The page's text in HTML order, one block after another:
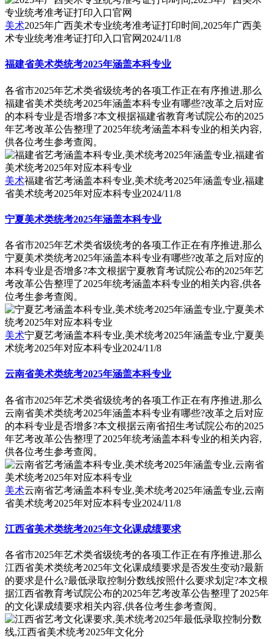
美术2025年广西美术专业统考准考证打印时间,2025年广西美
术专业统考准考证打印入口官网 2024/11/8
福建省美术类统考2025年涵盖本科专业
各省市2025年艺术类省级统考的各项工作正在有序推进,那么
福建省美术类统考2025年涵盖本科专业有哪些?改革之后对应
的本科专业是否增多?本文根据福建省教育考试院公布的2025
年艺考改革公告整理了2025年统考涵盖本科专业的相关内容,
供各位考生参考查阅。
美术福建省艺考涵盖本科专业,美术统考2025年涵盖专业,福建
省美术统考2025年对应本科专业2024/11/8
宁夏美术类统考2025年涵盖本科专业
各省市2025年艺术类省级统考的各项工作正在有序推进,那么
宁夏美术类统考2025年涵盖本科专业有哪些?改革之后对应的
本科专业是否增多?本文根据宁夏教育考试院公布的2025年艺
考改革公告整理了2025年统考涵盖本科专业的相关内容,供各
位考生参考查阅。
美术宁夏艺考涵盖本科专业,美术统考2025年涵盖专业,宁夏美
术统考2025年对应本科专业2024/11/8
云南省美术类统考2025年涵盖本科专业
各省市2025年艺术类省级统考的各项工作正在有序推进,那么
云南省美术类统考2025年涵盖本科专业有哪些?改革之后对应
的本科专业是否增多?本文根据云南省招生考试院公布的2025
年艺考改革公告整理了2025年统考涵盖本科专业的相关内容,
供各位考生参考查阅。
美术云南省艺考涵盖本科专业,美术统考2025年涵盖专业,云南
省美术统考2025年对应本科专业2024/11/8
江西省美术类统考2025年文化课成绩要求
各省市2025年艺术类省级统考的各项工作正在有序推进,那么
江西省美术类统考2025年文化课成绩要求是否发生变动?最新
的要求是什么?最低录取控制分数线按照什么要求划定?本文根
据江西省教育考试院公布的2025年艺考改革公告整理了2025年
的文化课成绩要求相关内容,供各位考生参考查阅。